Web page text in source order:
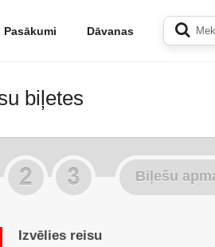
Pasākumi Dāvanas
biļetes
Biļešu
Izvēlies reisu